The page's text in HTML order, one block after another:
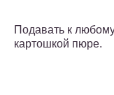
Подавать к
картошкой пюре.